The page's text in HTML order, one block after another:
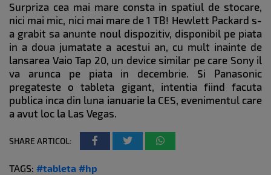
Surpriza cea mai mare consta in spatiul de stocare,
nici mai mic, nici mai mare de 1 TB! Hewlett Packard s-
a grabit sa anunte noul dispozitiv, disponibil pe piata
in a doua jumatate a acestui an, cu mult inainte de
lansarea Vaio Tap 20, un device similar pe care Sony il
va arunca pe piata in decembrie. Si Panasonic
pregateste o tableta gigant, intentia fiind facuta
publica inca din luna ianuarie la CES, evenimentul care
a avut loc la Las Vegas.
SHARE ARTICOL:
TAGS: #tableta #hp